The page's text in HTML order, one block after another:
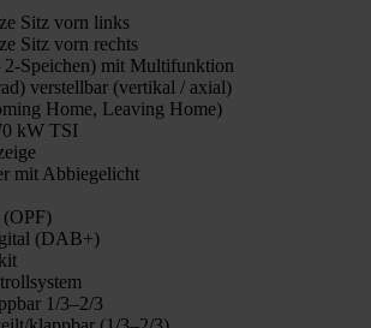
Sitz vorn links
Sitz vorn rechts
mit Mul­ti­funk­ti­on
ver­stell­bar (ver­ti­kal / axi­al)
Home, Lea­ving Home)
kW TSI
mit Abbie­ge­licht
(DAB+)
1/3–2/3